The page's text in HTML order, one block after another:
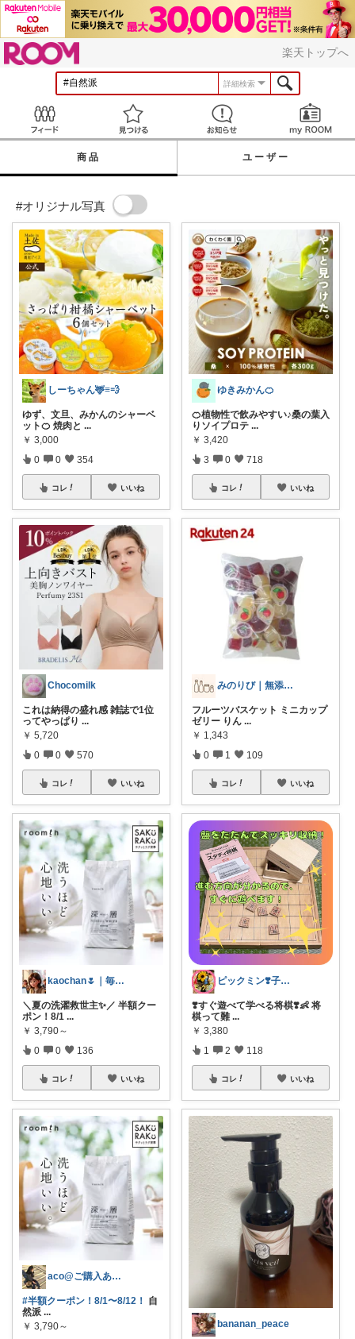
楽天トップへ
詳細検索
見つける お知らせ
商品 ユーザー
#オリジナル写真
しーちゃん🦌≡💨
ゆず、文旦、みかんのシャーベ
ット🍊 焼肉と ...
￥ 3,000
0 0 354
コレ いいね
Chocomilk
これは納得の盛れ感 雑誌で1位
ってやっぱり ...
￥ 5,720
0 0 570
コレ いいね
kaochan🌷｜毎日を心地よく
＼夏の洗濯救世主✨／ 半額クー
ポン！8/1 ...
￥ 3,790～
0 0 136
コレ いいね
aco@ご購入ありがとうございます✨️
#半額クーポン！8/1〜8/12！
自
然派 ...
￥ 3,790～
ゆきみかん🍊
🍊植物性で飲みやすい♪桑の葉入
りソイプロテ ...
￥ 3,420
3 0 718
コレ いいね
みのりび｜無添加・オーガニック食品
フルーツバスケット ミニカップ
ゼリー りん ...
￥ 1,343
0 1 109
コレ いいね
ピックミン❣️子育てパパママ応援グッズ
❣️すぐ遊べて学べる将棋❣️👶 将
棋って難 ...
￥ 3,380
1 2 118
コレ いいね
bananan_peace